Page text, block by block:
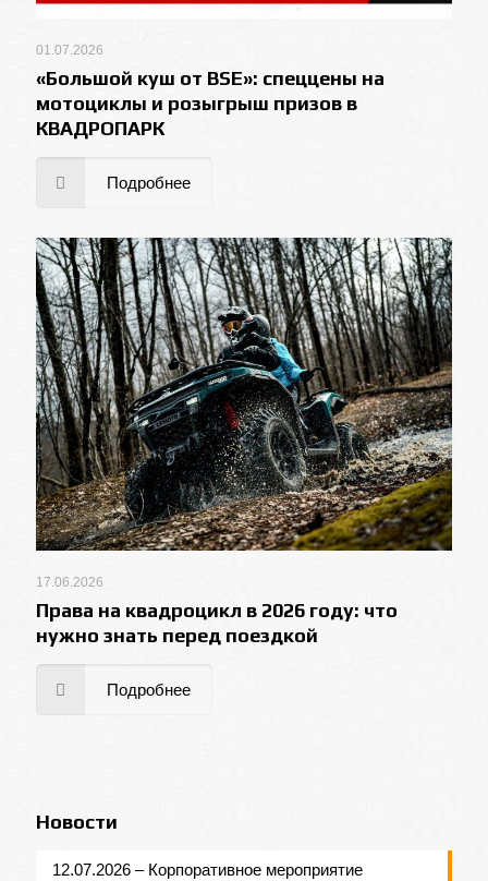
01.07.2026
«Большой куш от BSE»: спеццены на
мотоциклы и розыгрыш призов в
КВАДРОПАРК
Подробнее
17.06.2026
Права на квадроцикл в 2026 году: что
нужно знать перед поездкой
Подробнее
Новости
12.07.2026 – Корпоративное мероприятие